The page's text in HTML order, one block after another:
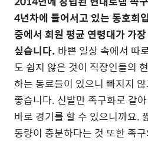
4년차에 들어서고 있는 동호회
중에서 회원 평균 연령대가 가
싶습니다. 바쁜 일상 속에서 따
도 쉽지 않은 것이 직장인들의
하는 동료들이 있으니 빠지지
좋습니다. 신발만 족구화로 갈
바로 경기를 할 수 있으니까요.
동량이 충분하다는 것 또한 족